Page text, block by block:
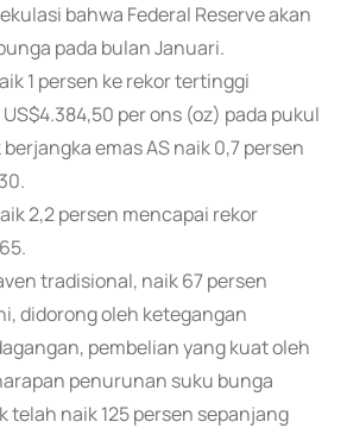
bahwa Federal Reserve akan
pada bulan Januari.
1 persen ke rekor tertinggi
per ons (oz) pada pukul
emas AS naik 0,7 persen
2,2 persen mencapai rekor
tradisional, naik 67 persen
didorong oleh ketegangan
pembelian yang kuat oleh
penurunan suku bunga
telah naik 125 persen sepanjang